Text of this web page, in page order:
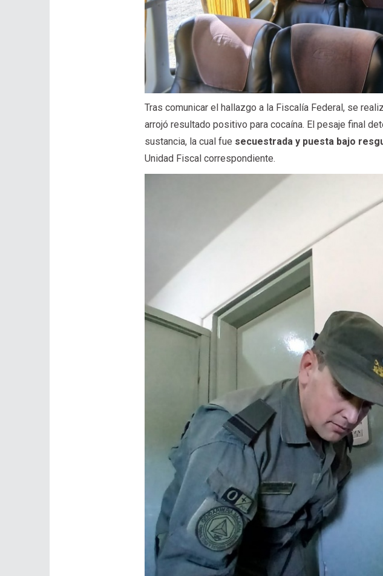
Tras comunicar el hallazgo a la Fiscalía Federal, se
arrojó resultado positivo para cocaína. El pesaje final
sustancia, la cual fue secuestrada y puesta bajo
Unidad Fiscal correspondiente.